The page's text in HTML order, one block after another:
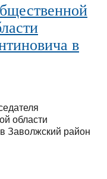
в
области
Заволжский район